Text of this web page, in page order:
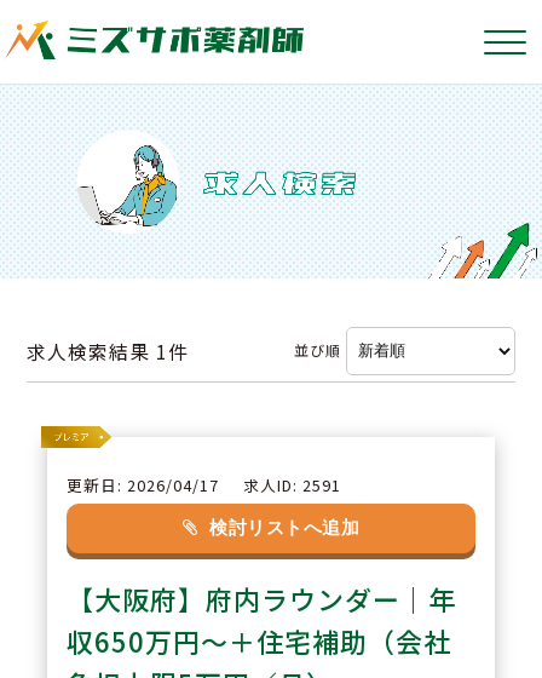
求人検索結果 1件 並び順
更新日: 2026/04/17 求人ID: 2591
検討リストへ追加
【大阪府】府内ラウンダー｜年
収650万円～＋住宅補助（会社